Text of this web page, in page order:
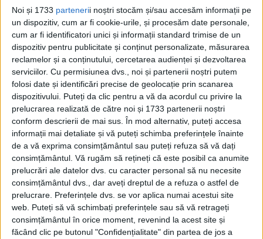
Noi și 1733 partenerii noștri stocăm și/sau accesăm informații pe
un dispozitiv, cum ar fi cookie-urile, și procesăm date personale,
cum ar fi identificatori unici și informații standard trimise de un
dispozitiv pentru publicitate și conținut personalizate, măsurarea
reclamelor și a conținutului, cercetarea audienței și dezvoltarea
serviciilor. Cu permisiunea dvs., noi și partenerii noștri putem
folosi date și identificări precise de geolocație prin scanarea
dispozitivului. Puteți da clic pentru a vă da acordul cu privire la
prelucrarea realizată de către noi și 1733 partenerii noștri
conform descrierii de mai sus. În mod alternativ, puteți accesa
informații mai detaliate și vă puteți schimba preferințele înainte
de a vă exprima consimțământul sau puteți refuza să vă dați
consimțământul. Vă rugăm să rețineți că este posibil ca anumite
prelucrări ale datelor dvs. cu caracter personal să nu necesite
consimțământul dvs., dar aveți dreptul de a refuza o astfel de
prelucrare. Preferințele dvs. se vor aplica numai acestui site
web. Puteți să vă schimbați preferințele sau să vă retrageți
consimțământul în orice moment, revenind la acest site și
făcând clic pe butonul "Confidențialitate" din partea de jos a
După el au domnit Ţepeluş-vodă; şi au avut războiu la
Râmnicul Sărat cu bătrânul Ştefanvodă den Ţara Moldovei.
Atunce în oaste au...
Sherlock Holmes, inspirat de un personaj real
Personajul lui Sherlock Holmes, a cărui primă apariție a fost
în romanul lui Sir Arthur Conan Doyle în 1887, a avut o...